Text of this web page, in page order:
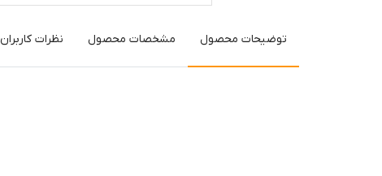
توضیحات محصول مشخصات محصول نظرات کاربران